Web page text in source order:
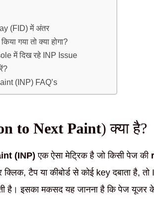
(FID) में अंतर
गया तो क्या होगा?
में दिख रहे INP Issue
(INP) FAQ’s
to Next Paint) क्या है?
(INP) एक ऐसा मेट्रिक है जो किसी पेज की
टैप या कीबोर्ड से कोई key दबाता है,
है। इसका मकसद यह जानना है कि पेज